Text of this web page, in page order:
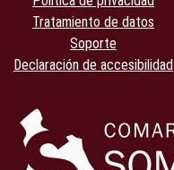
Tratamiento de datos
Soporte
Declaración de accesibilidad